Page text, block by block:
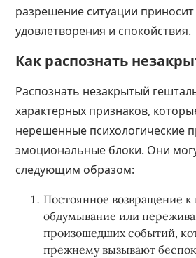
разрешение ситуации приносит
удовлетворения и спокойствия.
Как распознать
Распознать незакрытый
характерных признаков,
нерешенные психологические
эмоциональные блоки. Они
следующим образом:
Постоянное возвращение
обдумывание или
произошедших событий,
прежнему вызывают